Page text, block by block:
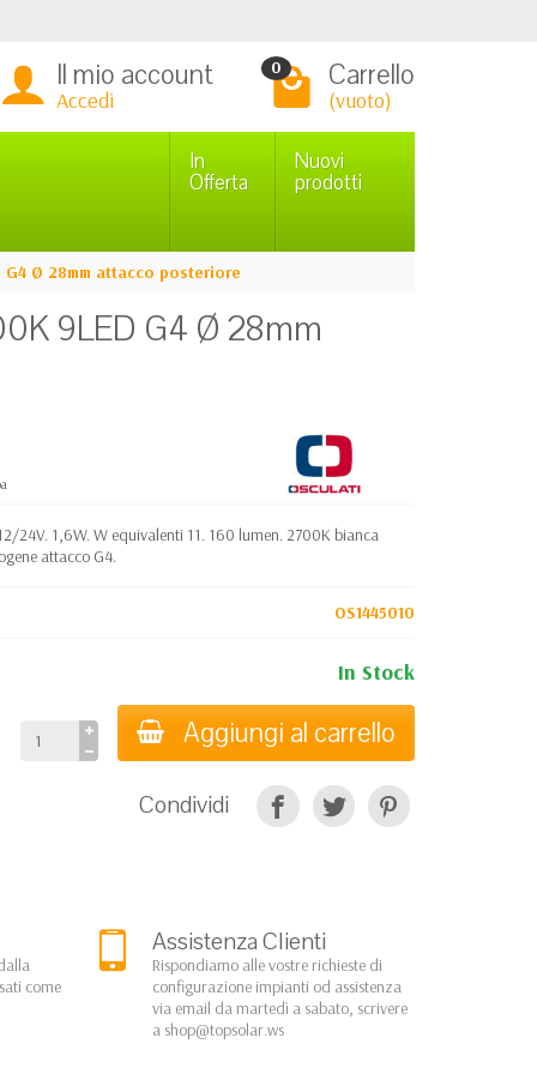
Il mio account
Accedi
0 Carrello
(vuoto)
In
Offerta
Nuovi
prodotti
G4 Ø 28mm attacco posteriore
9LED G4 Ø 28mm
24V. 1,6W. W equivalenti 11. 160 lumen. 2700K bianca
attacco G4.
OS1445010
In Stock
Aggiungi al carrello
Condividi
come
Assistenza Clienti
Rispondiamo alle vostre richieste di
configurazione impianti od assistenza
via email da martedì a sabato, scrivere
a shop@topsolar.ws